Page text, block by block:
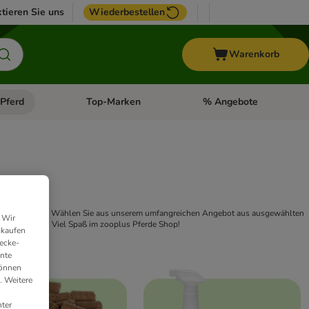
Sie uns Wiederbestellen
Warenkorb
Fisch Menü öffnen: Vogel
Pferd Kategorie-Menü öffnen: Pferd
Top-Marken Kategorie-Menü öffnen:
% Angebote
Snacks: Wählen Sie aus unserem umfangreichen Angebot aus ausgewählten
. Viel Spaß im zooplus Pferde Shop!
Wir
Weitere